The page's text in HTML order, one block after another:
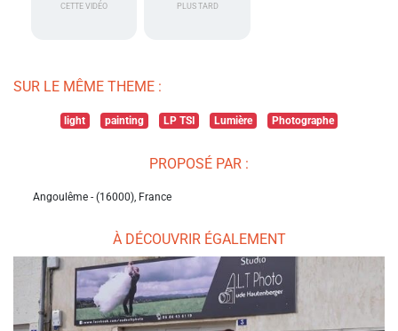
CETTE VIDÉO
PLUS TARD
SUR LE MÊME THEME :
light painting LP TSI Lumière Photographe
PROPOSÉ PAR :
Angoulême - (16000), France
À DÉCOUVRIR ÉGALEMENT